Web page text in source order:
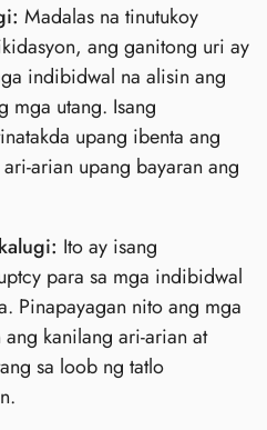
Madalas na tinutukoy
ang ganitong uri ay
indibidwal na alisin ang
mga utang. Isang
upang ibenta ang
arian upang bayaran ang
Ito ay isang
para sa mga indibidwal
Pinapayagan nito ang mga
kanilang ari-arian at
sa loob ng tatlo